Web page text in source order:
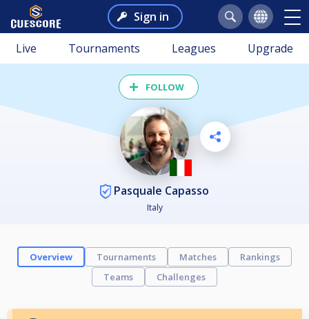
Sign in
Live Tournaments Leagues Upgrade
FOLLOW
Pasquale Capasso
Italy
Overview Tournaments Matches
Rankings
Teams
Challenges